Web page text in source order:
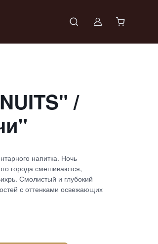
Войти в
/
напитка. Ночь
города смешиваются,
Смолистый и глубокий
с оттенками освежающих